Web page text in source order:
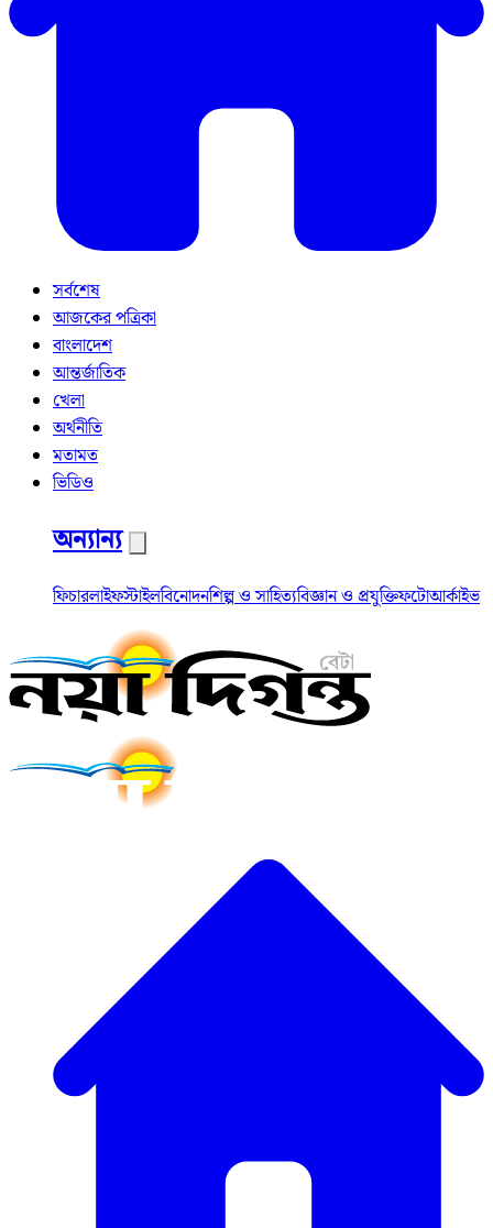
সর্বশেষ
আজকের পত্রিকা
বাংলাদেশ
আন্তর্জাতিক
খেলা
অর্থনীতি
মতামত
ভিডিও
অন্যান্য
ফিচারলাইফস্টাইলবিনোদনশিল্প ও সাহিত্যবিজ্ঞান ও প্রযুক্তিফটোআর্কাইভ